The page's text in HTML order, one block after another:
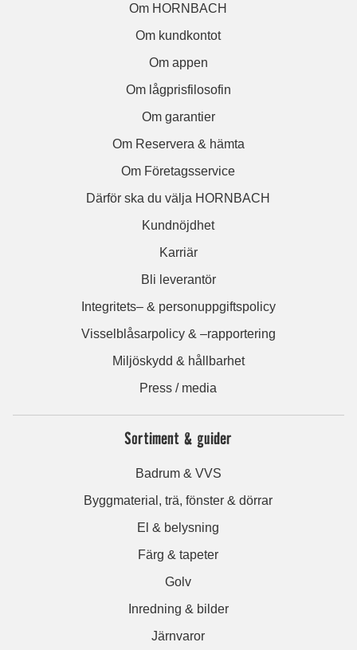
Om HORNBACH
Om kundkontot
Om appen
Om lågprisfilosofin
Om garantier
Om Reservera & hämta
Om Företagsservice
Därför ska du välja HORNBACH
Kundnöjdhet
Karriär
Bli leverantör
Integritets– & personuppgiftspolicy
Visselblåsarpolicy & –rapportering
Miljöskydd & hållbarhet
Press / media
Sortiment & guider
Badrum & VVS
Byggmaterial, trä, fönster & dörrar
El & belysning
Färg & tapeter
Golv
Inredning & bilder
Järnvaror